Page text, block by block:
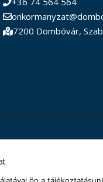
7200 Dombóvár,